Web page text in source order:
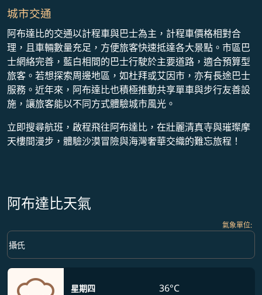
城市交通
阿布達比的交通以計程車與巴士為主，計程車價格相對合
理，且車輛數量充足，方便旅客快速抵達各大景點。市區巴
士網絡完善，藍白相間的巴士行駛於主要道路，適合預算型
旅客。若想探索周邊地區，如杜拜或艾因市，亦有長途巴士
服務。近年來，阿布達比也積極推動共享單車與步行友善設
施，讓旅客能以不同方式體驗城市風光。
立即搜尋航班，啟程飛往阿布達比，在壯麗清真寺與璀璨摩
天樓間漫步，體驗沙漠冒險與海灣奢華交織的難忘旅程！
阿布達比天氣
氣象單位:
Weather unit option 攝氏 Selected
攝氏
keyboard_arrow_down
星期四
36°C